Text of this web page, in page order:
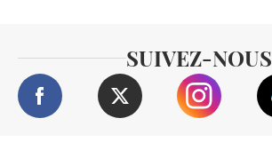
SUIVEZ-NOUS